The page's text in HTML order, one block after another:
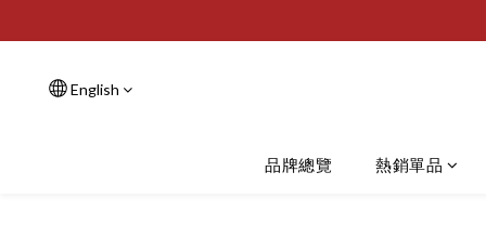
English
品牌總覽 熱銷單品